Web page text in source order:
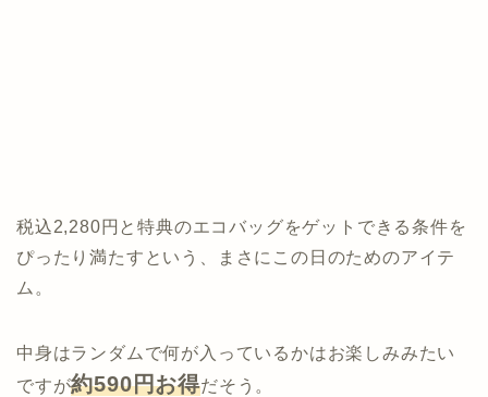
税込2,280円と特典のエコバッグをゲットできる条件を
ぴったり満たすという、まさにこの日のためのアイテ
ム。
中身はランダムで何が入っているかはお楽しみみたい
ですが約590円お得だそう。